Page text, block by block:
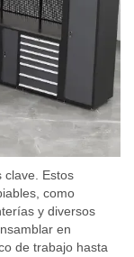
clave. Estos
como
y diversos
en
de trabajo hasta